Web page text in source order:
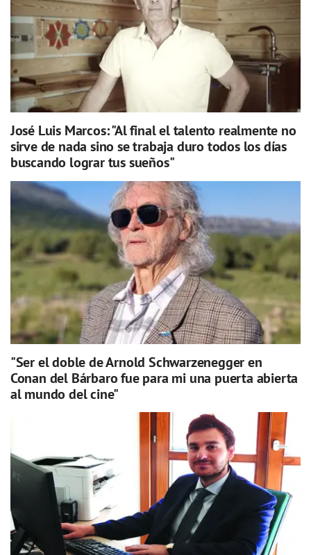
José Luis Marcos: "Al final el talento realmente no
sirve de nada sino se trabaja duro todos los días
buscando lograr tus sueños"
"Ser el doble de Arnold Schwarzenegger en
Conan del Bárbaro fue para mi una puerta abierta
al mundo del cine"